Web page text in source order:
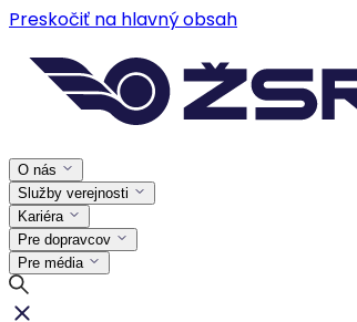
Preskočiť na hlavný obsah
O nás
Služby verejnosti
Kariéra
Pre dopravcov
Pre média